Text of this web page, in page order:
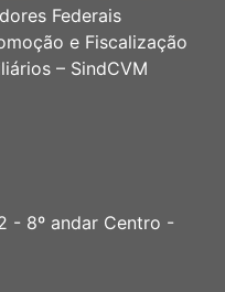
Federais
e Fiscalização
– SindCVM
- 8º andar Centro -